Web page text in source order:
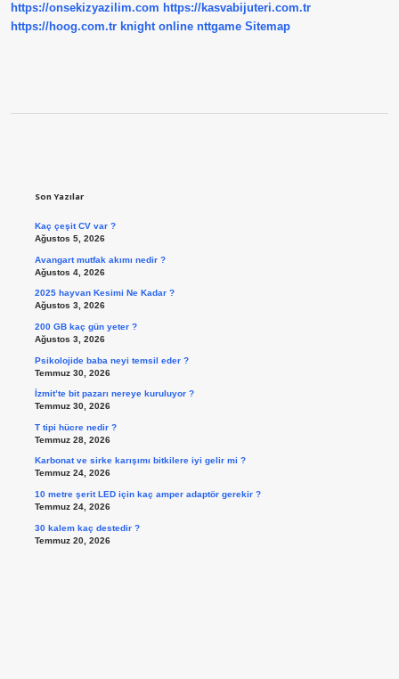
https://onsekizyazilim.com https://kasvabijuteri.com.tr
https://hoog.com.tr knight online nttgame Sitemap
Son Yazılar
Kaç çeşit CV var ?
Ağustos 5, 2026
Avangart mutfak akımı nedir ?
Ağustos 4, 2026
2025 hayvan Kesimi Ne Kadar ?
Ağustos 3, 2026
200 GB kaç gün yeter ?
Ağustos 3, 2026
Psikolojide baba neyi temsil eder ?
Temmuz 30, 2026
İzmit’te bit pazarı nereye kuruluyor ?
Temmuz 30, 2026
T tipi hücre nedir ?
Temmuz 28, 2026
Karbonat ve sirke karışımı bitkilere iyi gelir mi ?
Temmuz 24, 2026
10 metre şerit LED için kaç amper adaptör gerekir ?
Temmuz 24, 2026
30 kalem kaç destedir ?
Temmuz 20, 2026